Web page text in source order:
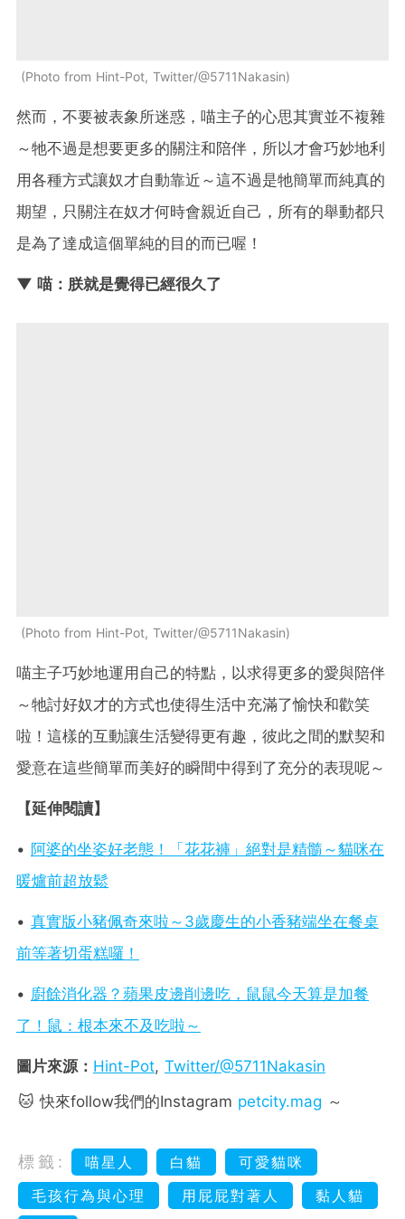
Photo from Hint-Pot, Twitter/@5711Nakasin
然而，不要被表象所迷惑，喵主子的心思其實並不複雜
～牠不過是想要更多的關注和陪伴，所以才會巧妙地利
用各種方式讓奴才自動靠近～這不過是牠簡單而純真的
期望，只關注在奴才何時會親近自己，所有的舉動都只
是為了達成這個單純的目的而已喔！
▼ 喵：朕就是覺得已經很久了
Photo from Hint-Pot, Twitter/@5711Nakasin
喵主子巧妙地運用自己的特點，以求得更多的愛與陪伴
～牠討好奴才的方式也使得生活中充滿了愉快和歡笑
啦！這樣的互動讓生活變得更有趣，彼此之間的默契和
愛意在這些簡單而美好的瞬間中得到了充分的表現呢～
【延伸閱讀】
• 阿婆的坐姿好老態！「花花褲」絕對是精髓～貓咪在
暖爐前超放鬆
• 真實版小豬佩奇來啦～3歲慶生的小香豬端坐在餐桌
前等著切蛋糕囉！
• 廚餘消化器？蘋果皮邊削邊吃，鼠鼠今天算是加餐
了！鼠：根本來不及吃啦～
圖片來源： Hint-Pot, Twitter/@5711Nakasin
🐱 快來follow我們的Instagram petcity.mag ～
標籤: 喵星人 白貓
可愛貓咪
毛孩行為與心理
用屁屁對著人 黏人貓